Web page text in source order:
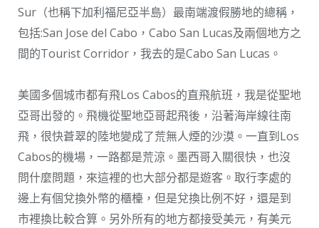
Sur（也稱下加利福尼亞半島）最南端渡假勝地的總稱，
包括:San Jose del Cabo，Cabo San Lucas及兩個地方之
間的Tourist Corridor，我去的是Cabo San Lucas。
美國多個城市都有飛Los Cabos的直飛航班，我是從聖地
亞哥出發的。飛機從聖地亞哥起飛後，沿著海岸線往南
飛，很快蒼翠的陸地變成了荒無人煙的沙漠。一直到Los
Cabos的機場，一路都是荒涼。墨西哥入關很快，也沒
問什麼問題，來這裡的也大部分都是遊客。取行李處的
邊上有個兌換外幣的櫃檯，但是兌換比例不好，還是到
市裡換比較合算。另外所有的地方都接受美元，有美元